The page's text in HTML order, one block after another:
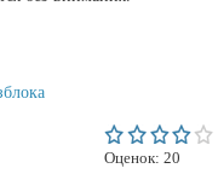
Оценок: 20